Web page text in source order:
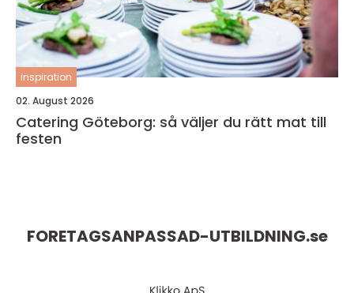
inspiration
02. August 2026
Catering Göteborg: så väljer du rätt mat till
festen
FORETAGSANPASSAD-UTBILDNING.se